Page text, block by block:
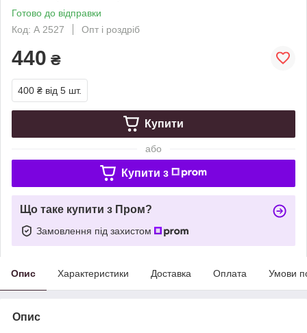
Готово до відправки
Код: А 2527
Опт і роздріб
440 ₴
400 ₴ від 5 шт.
Купити
або
Купити з
Що таке купити з Пром?
Замовлення під захистом
Опис Характеристики Доставка Оплата Умови
Опис